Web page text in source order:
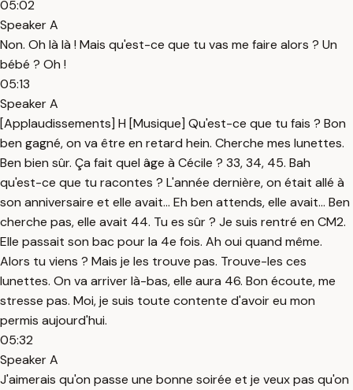
05:02
Speaker A
Non. Oh là là ! Mais qu'est-ce que tu vas me faire alors ? Un
bébé ? Oh !
05:13
Speaker A
[Applaudissements] H [Musique] Qu'est-ce que tu fais ? Bon
ben gagné, on va être en retard hein. Cherche mes lunettes.
Ben bien sûr. Ça fait quel âge à Cécile ? 33, 34, 45. Bah
qu'est-ce que tu racontes ? L'année dernière, on était allé à
son anniversaire et elle avait... Eh ben attends, elle avait... Ben
cherche pas, elle avait 44. Tu es sûr ? Je suis rentré en CM2.
Elle passait son bac pour la 4e fois. Ah oui quand même.
Alors tu viens ? Mais je les trouve pas. Trouve-les ces
lunettes. On va arriver là-bas, elle aura 46. Bon écoute, me
stresse pas. Moi, je suis toute contente d'avoir eu mon
permis aujourd'hui.
05:32
Speaker A
J'aimerais qu'on passe une bonne soirée et je veux pas qu'on